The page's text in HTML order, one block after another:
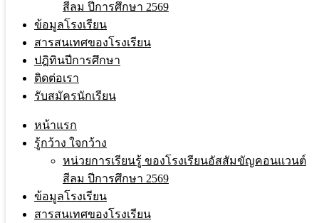
สีลม ปีการศึกษา 2569
ข้อมูลโรงเรียน
สารสนเทศของโรงเรียน
ปฎิทินปีการศึกษา
ติดต่อเรา
รับสมัครนักเรียน
หน้าแรก
รู้กว้าง ใจกว้าง
หน่วยการเรียนรู้ ของโรงเรียนอัสสัมขัญคอนแวนต์
สีลม ปีการศึกษา 2569
ข้อมูลโรงเรียน
สารสนเทศของโรงเรียน
รับรางวัลจากการประกวดพวงมาลัยและ
เทียน เทศกาลเตรียมรับเสด็จพระคริสตเจ้า
ของ SPC THAI Educational Village
สารสนเทศฝ่ายอภิบาลและแพร่ธรรม